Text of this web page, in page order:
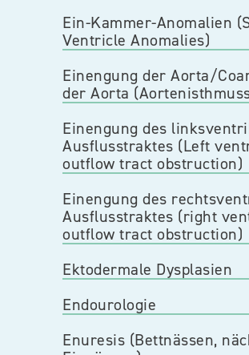
Ein-Kammer-Anomalien
Ventricle Anomalies)
Einengung der Aorta/
der Aorta
Einengung des
Ausflusstraktes (Left
outflow tract obstruction)
Einengung des
Ausflusstraktes (right
outflow tract obstruction)
Ektodermale Dysplasien
Endourologie
Enuresis (Bettnässen,